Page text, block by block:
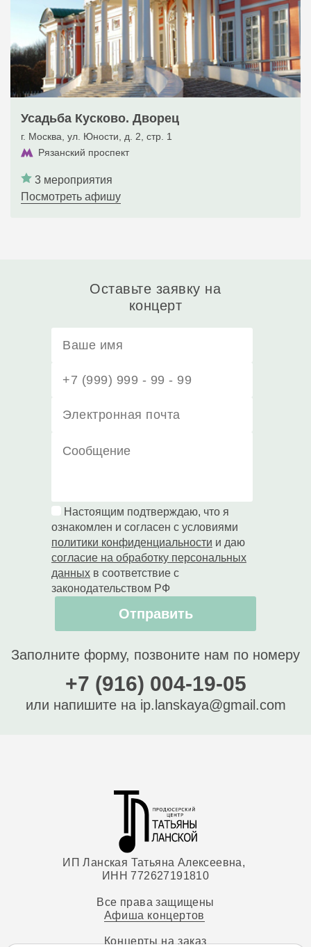
Усадьба Кусково. Дворец
г. Москва, ул. Юности, д. 2, стр. 1
Рязанский проспект
3 мероприятия
Посмотреть афишу
Оставьте заявку на
концерт
Настоящим подтверждаю, что я
ознакомлен и согласен с условиями
политики конфиденциальности и даю
согласие на обработку персональных
данных в соответствие с
законодательством РФ
Отправить
Заполните форму, позвоните нам по номеру
+7 (916) 004-19-05
или напишите на ip.lanskaya@gmail.com
ИП Ланская Татьяна Алексеевна,
ИНН 772627191810
Все права защищены
Афиша концертов
Концерты на заказ